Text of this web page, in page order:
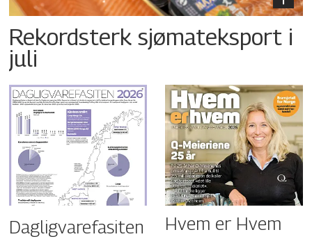
Rekordsterk sjømateksport i
juli
Dagligvarefasiten Hvem er Hvem